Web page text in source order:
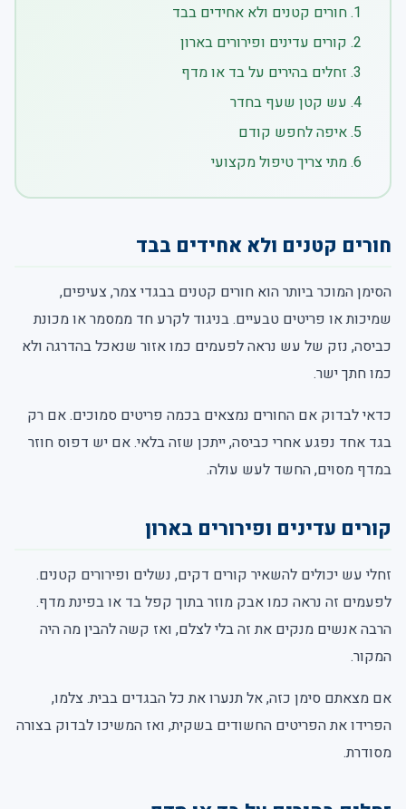
חורים קטנים ולא אחידים בבד
קורים עדינים ופירורים בארון
זחלים בהירים על בד או מדף
עש קטן שעף בחדר
איפה לחפש קודם
מתי צריך טיפול מקצועי
חורים קטנים ולא אחידים בבד
הסימן המוכר ביותר הוא חורים קטנים בבגדי צמר, צעיפים,
שמיכות או פריטים טבעיים. בניגוד לקרע חד ממסמר או מכונת
כביסה, נזק של עש נראה לפעמים כמו אזור שנאכל בהדרגה ולא
כמו חתך ישר.
כדאי לבדוק אם החורים נמצאים בכמה פריטים סמוכים. אם רק
בגד אחד נפגע אחרי כביסה, ייתכן שזה בלאי. אם יש דפוס חוזר
במדף מסוים, החשד לעש עולה.
קורים עדינים ופירורים בארון
זחלי עש יכולים להשאיר קורים דקים, נשלים ופירורים קטנים.
לפעמים זה נראה כמו אבק מוזר בתוך קפל בד או בפינת מדף.
הרבה אנשים מנקים את זה בלי לצלם, ואז קשה להבין מה היה
המקור.
אם מצאתם סימן כזה, אל תנערו את כל הבגדים בבית. צלמו,
הפרידו את הפריטים החשודים בשקית, ואז המשיכו לבדוק בצורה
מסודרת.